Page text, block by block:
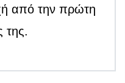
από την πρώτη
της.